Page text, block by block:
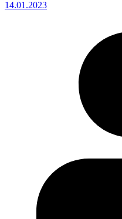
14.01.2023